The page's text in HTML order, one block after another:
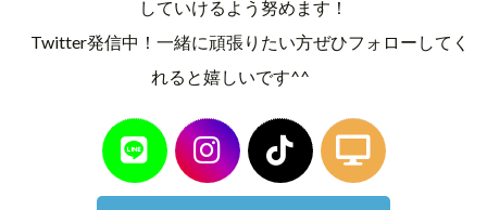
していけるよう努めます！
Twitter発信中！一緒に頑張りたい方ぜひフォローしてく
れると嬉しいです^^